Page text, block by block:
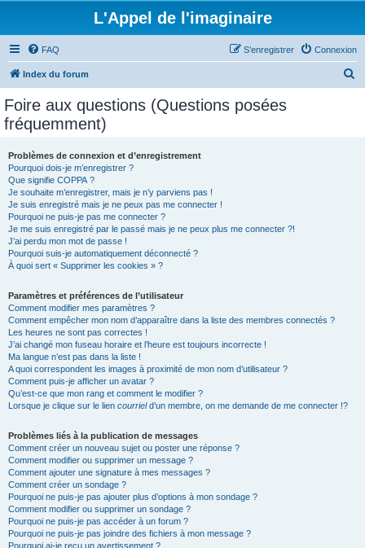
L'Appel de l'imaginaire
FAQ Connexion
S’enregistrer
Index du forum
Foire aux questions (Questions posées
fréquemment)
Problèmes de connexion et d’enregistrement
Pourquoi dois-je m’enregistrer ?
Que signifie COPPA ?
Je souhaite m’enregistrer, mais je n’y parviens pas !
Je suis enregistré mais je ne peux pas me connecter !
Pourquoi ne puis-je pas me connecter ?
Je me suis enregistré par le passé mais je ne peux plus me connecter ?!
J’ai perdu mon mot de passe !
Pourquoi suis-je automatiquement déconnecté ?
À quoi sert « Supprimer les cookies » ?
Paramètres et préférences de l’utilisateur
Comment modifier mes paramètres ?
Comment empêcher mon nom d’apparaître dans la liste des membres connectés ?
Les heures ne sont pas correctes !
J’ai changé mon fuseau horaire et l’heure est toujours incorrecte !
Ma langue n’est pas dans la liste !
A quoi correspondent les images à proximité de mon nom d’utilisateur ?
Comment puis-je afficher un avatar ?
Qu’est-ce que mon rang et comment le modifier ?
Lorsque je clique sur le lien courrield’un membre, on me demande de me connecter !?
Problèmes liés à la publication de messages
Comment créer un nouveau sujet ou poster une réponse ?
Comment modifier ou supprimer un message ?
Comment ajouter une signature à mes messages ?
Comment créer un sondage ?
Pourquoi ne puis-je pas ajouter plus d’options à mon sondage ?
Comment modifier ou supprimer un sondage ?
Pourquoi ne puis-je pas accéder à un forum ?
Pourquoi ne puis-je pas joindre des fichiers à mon message ?
Pourquoi ai-je reçu un avertissement ?